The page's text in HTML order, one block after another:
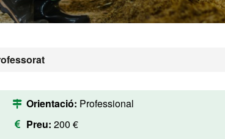
Orientació: Professional
Preu: 200 €